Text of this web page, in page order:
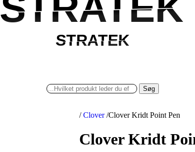
STRATEK
STRATEK
Søg
/ Clover /Clover Kridt Point Pen
Clover Kridt